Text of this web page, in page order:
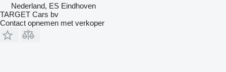
Nederland, ES Eindhoven
TARGET Cars bv
Contact opnemen met verkoper